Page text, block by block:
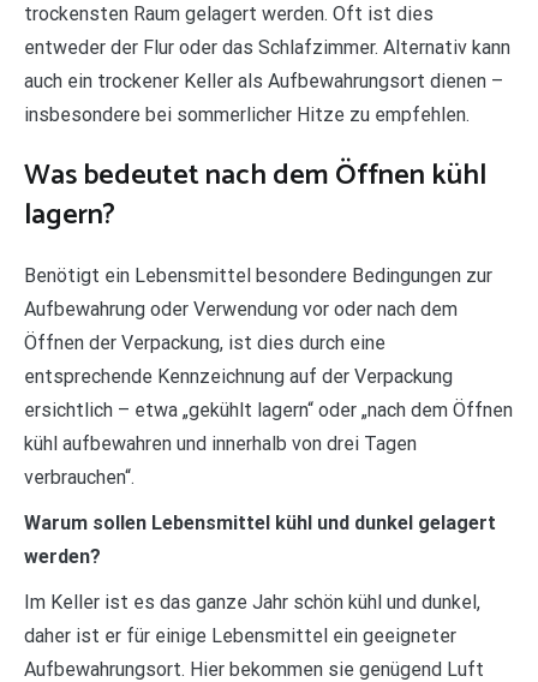
trockensten Raum gelagert werden. Oft ist dies
entweder der Flur oder das Schlafzimmer. Alternativ kann
auch ein trockener Keller als Aufbewahrungsort dienen –
insbesondere bei sommerlicher Hitze zu empfehlen.
Was bedeutet nach dem Öffnen kühl
lagern?
Benötigt ein Lebensmittel besondere Bedingungen zur
Aufbewahrung oder Verwendung vor oder nach dem
Öffnen der Verpackung, ist dies durch eine
entsprechende Kennzeichnung auf der Verpackung
ersichtlich – etwa „gekühlt lagern“ oder „nach dem Öffnen
kühl aufbewahren und innerhalb von drei Tagen
verbrauchen“.
Warum sollen Lebensmittel kühl und dunkel gelagert
werden?
Im Keller ist es das ganze Jahr schön kühl und dunkel,
daher ist er für einige Lebensmittel ein geeigneter
Aufbewahrungsort. Hier bekommen sie genügend Luft